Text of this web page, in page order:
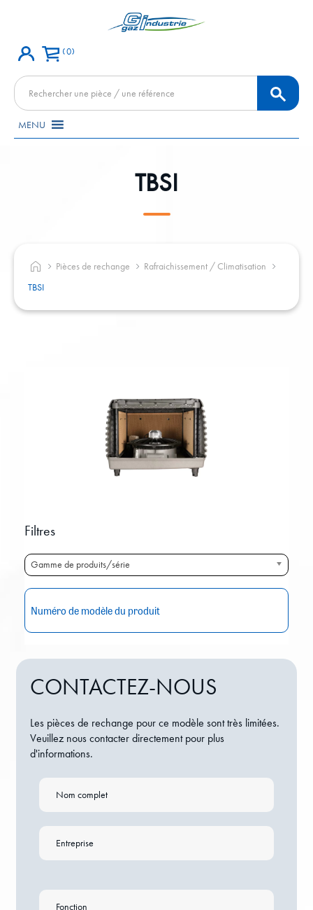
0
Recherche
de
produits
MENU
TBSI
Pièces de rechange
Rafraichissement / Climatisation
TBSI
Filtres
Gamme de produits/série
CONTACTEZ-NOUS
Les pièces de rechange pour ce modèle sont très limitées.
Veuillez nous contacter directement pour plus
d'informations.